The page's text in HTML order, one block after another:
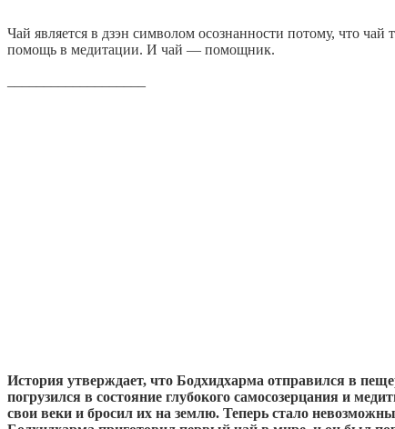
Чай является в дзэн символом осознанности потому, что
помощь в медитации. И чай — помощник.
История утверждает, что Бодхидхарма отправился в
погрузился в состояние глубокого самосозерцания и
свои веки и бросил их на землю. Теперь стало